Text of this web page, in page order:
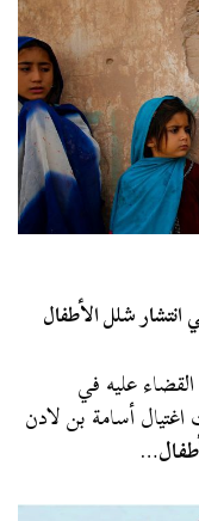
شلل الأطفال
عليه في
أسامة بن لادن
…